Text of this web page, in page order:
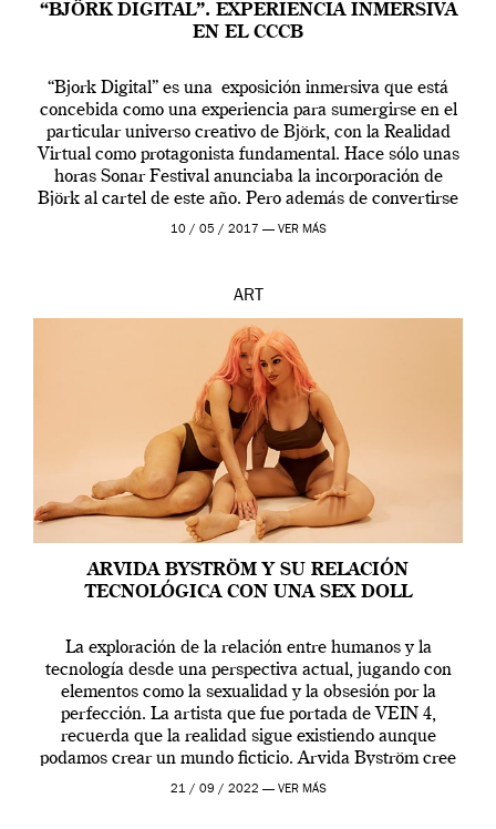
“BJÖRK DIGITAL”. EXPERIENCIA INMERSIVA
EN EL CCCB
“Bjork Digital” es una exposición inmersiva que está
concebida como una experiencia para sumergirse en el
particular universo creativo de Björk, con la Realidad
Virtual como protagonista fundamental. Hace sólo unas
horas Sonar Festival anunciaba la incorporación de
Björk al cartel de este año. Pero además de convertirse
en una de las actuaciones más relevantes […]
10 / 05 / 2017 — VER MÁS
ART
ARVIDA BYSTRÖM Y SU RELACIÓN
TECNOLÓGICA CON UNA SEX DOLL
La exploración de la relación entre humanos y la
tecnología desde una perspectiva actual, jugando con
elementos como la sexualidad y la obsesión por la
perfección. La artista que fue portada de VEIN 4,
recuerda que la realidad sigue existiendo aunque
podamos crear un mundo ficticio. Arvida Byström cree
que los humanos tienen un complejo […]
21 / 09 / 2022 — VER MÁS